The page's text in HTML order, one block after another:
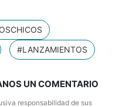
#LANZAMIENTOS
UN COMENTARIO
responsabilidad de sus